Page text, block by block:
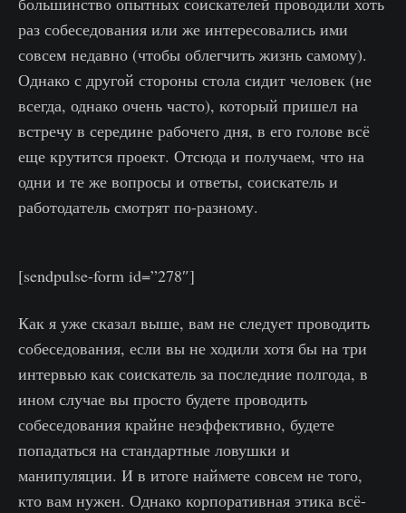
раз собеседования или же интересовались ими
совсем недавно (чтобы облегчить жизнь самому).
Однако с другой стороны стола сидит человек (не
всегда, однако очень часто), который пришел на
встречу в середине рабочего дня, в его голове всё
еще крутится проект. Отсюда и получаем, что на
одни и те же вопросы и ответы, соискатель и
работодатель смотрят по-разному.
[sendpulse-form id=”278″]
Как я уже сказал выше, вам не следует проводить
собеседования, если вы не ходили хотя бы на три
интервью как соискатель за последние полгода, в
ином случае вы просто будете проводить
собеседования крайне неэффективно, будете
попадаться на стандартные ловушки и
манипуляции. И в итоге наймете совсем не того,
кто вам нужен. Однако корпоративная этика всё-